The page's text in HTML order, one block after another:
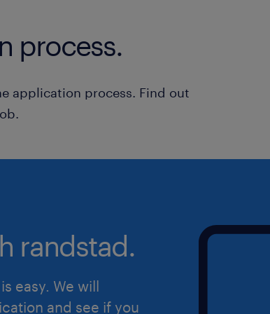
aperta a
(https://
process.
application process. Find out
randstad.
easy. We will
and see if you